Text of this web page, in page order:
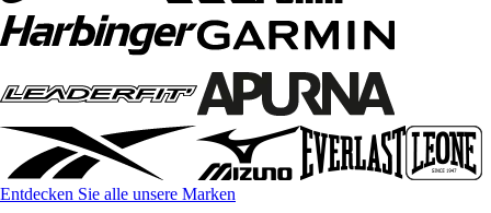
Entdecken Sie alle unsere Marken